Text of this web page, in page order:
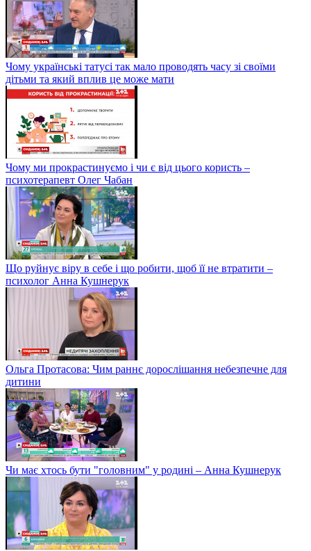
Чому українські татусі так мало проводять часу зі своїми
дітьми та який вплив це може мати
Чому ми прокрастинуємо і чи є від цього користь –
психотерапевт Олег Чабан
Що руйнує віру в себе і що робити, щоб її не втратити –
психолог Анна Кушнерук
Ольга Протасова: Чим раннє дорослішання небезпечне для
дитини
Чи має хтось бути "головним" у родині – Анна Кушнерук